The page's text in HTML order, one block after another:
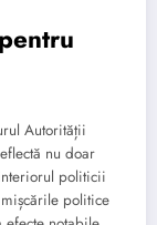
Autorității
nu doar
politicii
politice